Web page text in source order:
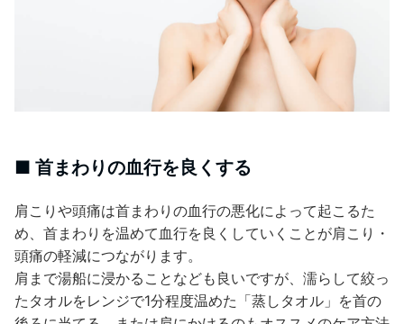
■ 首まわりの血行を良くする
肩こりや頭痛は首まわりの血行の悪化によって起こるた
め、首まわりを温めて血行を良くしていくことが肩こり・
頭痛の軽減につながります。
肩まで湯船に浸かることなども良いですが、濡らして絞っ
たタオルをレンジで1分程度温めた「蒸しタオル」を首の